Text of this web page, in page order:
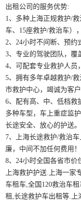
出租公司的服务优势:
1、多种上海正规救护/
车、15座救护/救治车）
2、24小时不间断、预约
3、专业的驾驶团队，覆
4、可配套专业救护人员
5、拥有多年卓越救护/
市救护中心，竭诚为客户
6、配有高、中、低档救
多种车型，车上重症监
长途安全、放心的护送。
7、上海长途救护/救治
廉，中间不加任何费用！
8、24小时全国各省市价
上海救护护送.上海一家
车租车,全国120救治车
租,长途救护车出租等.上